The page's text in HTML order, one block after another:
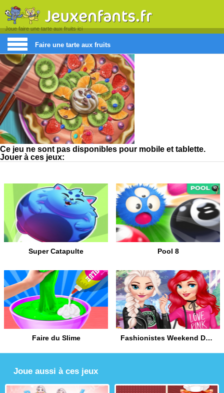
Joue faire une tarte aux fruits ici
Faire une tarte aux fruits
Ce jeu ne sont pas disponibles pour mobile et tablette.
Jouer à ces jeux:
Super Catapulte Pool 8
Faire du Slime Fashionistes Weekend Décontracté
Joue aussi à ces jeux